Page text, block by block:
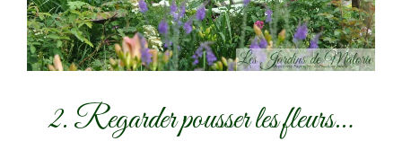
2. Regarder pousser les fleurs…